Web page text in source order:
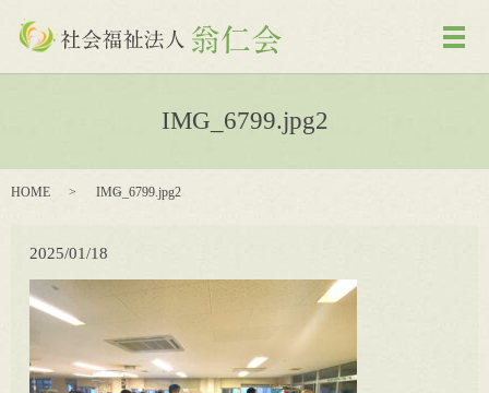
メ
IMG_6799.jpg2
HOME IMG_6799.jpg2
2025/01/18